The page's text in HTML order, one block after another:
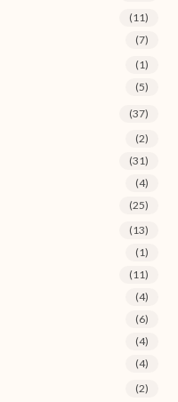
(11)
(7)
(1)
(5)
(37)
(2)
(31)
(4)
(25)
(13)
(1)
(11)
(4)
(6)
(4)
(4)
(2)